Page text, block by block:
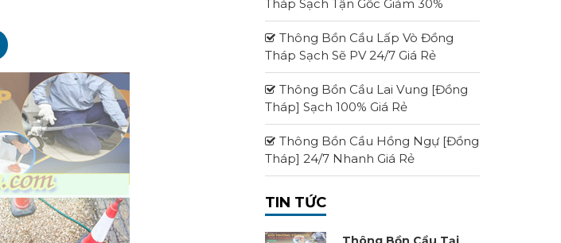
Tháp Sạch Tận Gốc Giảm 30%
Thông Bồn Cầu Lấp Vò Đồng
Tháp Sạch Sẽ PV 24/7 Giá Rẻ
Thông Bồn Cầu Lai Vung [Đồng
Tháp] Sạch 100% Giá Rẻ
Thông Bồn Cầu Hồng Ngự [Đồng
Tháp] 24/7 Nhanh Giá Rẻ
TIN TỨC